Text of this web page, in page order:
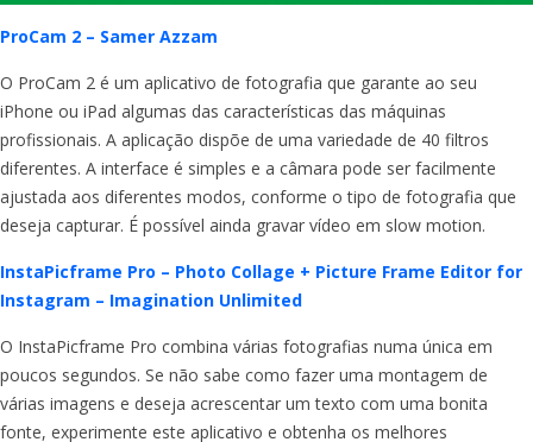
ProCam 2 – Samer Azzam
O ProCam 2 é um aplicativo de fotografia que garante ao seu
iPhone ou iPad algumas das características das máquinas
profissionais. A aplicação dispõe de uma variedade de 40 filtros
diferentes. A interface é simples e a câmara pode ser facilmente
ajustada aos diferentes modos, conforme o tipo de fotografia que
deseja capturar. É possível ainda gravar vídeo em slow motion.
InstaPicframe Pro – Photo Collage + Picture Frame Editor for
Instagram – Imagination Unlimited
O InstaPicframe Pro combina várias fotografias numa única em
poucos segundos. Se não sabe como fazer uma montagem de
várias imagens e deseja acrescentar um texto com uma bonita
fonte, experimente este aplicativo e obtenha os melhores